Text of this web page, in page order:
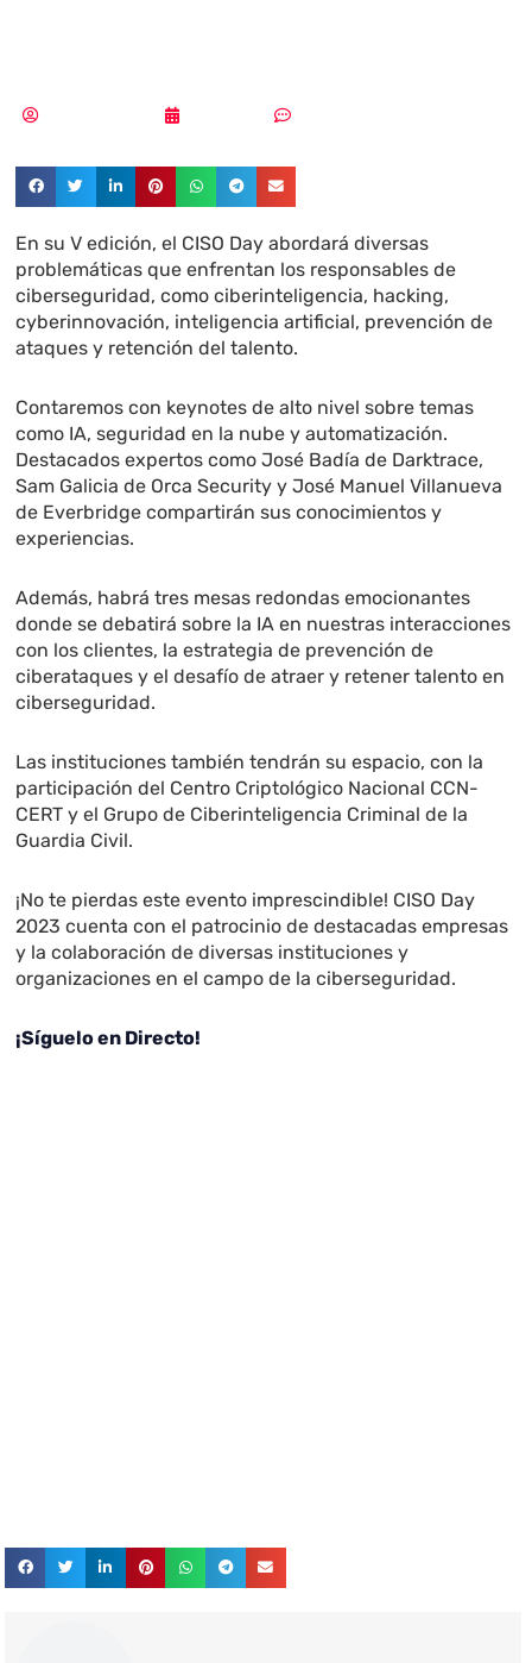
En su V edición, el CISO Day abordará diversas
problemáticas que enfrentan los responsables de
ciberseguridad, como ciberinteligencia, hacking,
cyberinnovación, inteligencia artificial, prevención de
ataques y retención del talento.
Contaremos con keynotes de alto nivel sobre temas
como IA, seguridad en la nube y automatización.
Destacados expertos como José Badía de Darktrace,
Sam Galicia de Orca Security y José Manuel Villanueva
de Everbridge compartirán sus conocimientos y
experiencias.
Además, habrá tres mesas redondas emocionantes
donde se debatirá sobre la IA en nuestras interacciones
con los clientes, la estrategia de prevención de
ciberataques y el desafío de atraer y retener talento en
ciberseguridad.
Las instituciones también tendrán su espacio, con la
participación del Centro Criptológico Nacional CCN-
CERT y el Grupo de Ciberinteligencia Criminal de la
Guardia Civil.
¡No te pierdas este evento imprescindible! CISO Day
2023 cuenta con el patrocinio de destacadas empresas
y la colaboración de diversas instituciones y
organizaciones en el campo de la ciberseguridad.
¡Síguelo en Directo!